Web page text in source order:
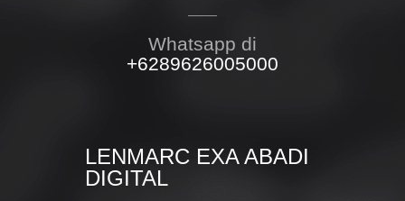
Whatsapp di
+6289626005000
LENMARC EXA ABADI
DIGITAL